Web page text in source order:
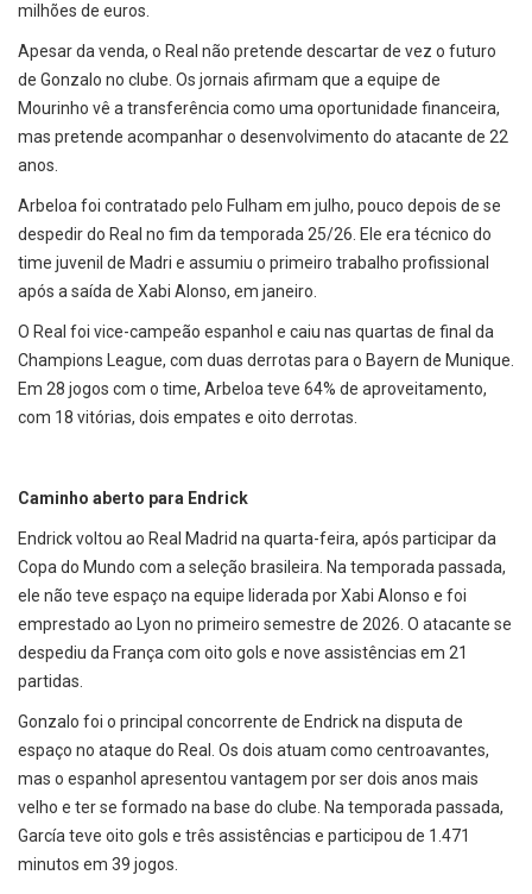
milhões de euros.
Apesar da venda, o Real não pretende descartar de vez o futuro
de Gonzalo no clube. Os jornais afirmam que a equipe de
Mourinho vê a transferência como uma oportunidade financeira,
mas pretende acompanhar o desenvolvimento do atacante de 22
anos.
Arbeloa foi contratado pelo Fulham em julho, pouco depois de se
despedir do Real no fim da temporada 25/26. Ele era técnico do
time juvenil de Madri e assumiu o primeiro trabalho profissional
após a saída de Xabi Alonso, em janeiro.
O Real foi vice-campeão espanhol e caiu nas quartas de final da
Champions League, com duas derrotas para o Bayern de Munique.
Em 28 jogos com o time, Arbeloa teve 64% de aproveitamento,
com 18 vitórias, dois empates e oito derrotas.
Caminho aberto para Endrick
Endrick voltou ao Real Madrid na quarta-feira, após participar da
Copa do Mundo com a seleção brasileira. Na temporada passada,
ele não teve espaço na equipe liderada por Xabi Alonso e foi
emprestado ao Lyon no primeiro semestre de 2026. O atacante se
despediu da França com oito gols e nove assistências em 21
partidas.
Gonzalo foi o principal concorrente de Endrick na disputa de
espaço no ataque do Real. Os dois atuam como centroavantes,
mas o espanhol apresentou vantagem por ser dois anos mais
velho e ter se formado na base do clube. Na temporada passada,
García teve oito gols e três assistências e participou de 1.471
minutos em 39 jogos.